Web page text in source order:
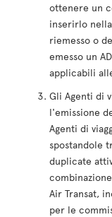
ottenere un
inserirlo
riemesso o
emesso un
applicabili
Gli Agenti di
l'emissione
Agenti di
spostandole
duplicate
Air Transat,
per le